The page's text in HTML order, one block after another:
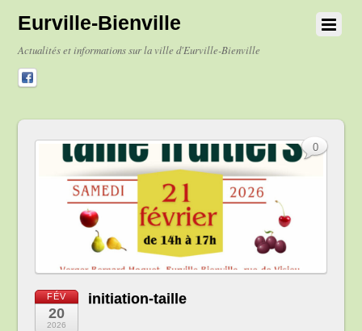
Eurville-Bienville
Actualités et informations sur la ville d'Eurville-Bienville
FÉV
20
2026
initiation-taille
0